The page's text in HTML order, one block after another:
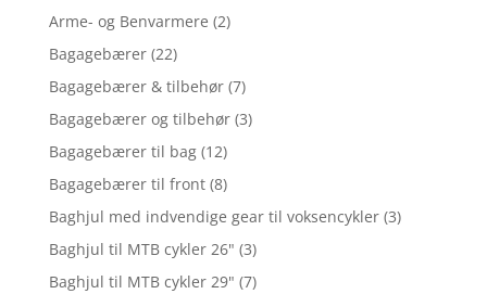
Arme- og Benvarmere (2)
Bagagebærer (22)
Bagagebærer & tilbehør (7)
Bagagebærer og tilbehør (3)
Bagagebærer til bag (12)
Bagagebærer til front (8)
Baghjul med indvendige gear til voksencykler (3)
Baghjul til MTB cykler 26" (3)
Baghjul til MTB cykler 29" (7)